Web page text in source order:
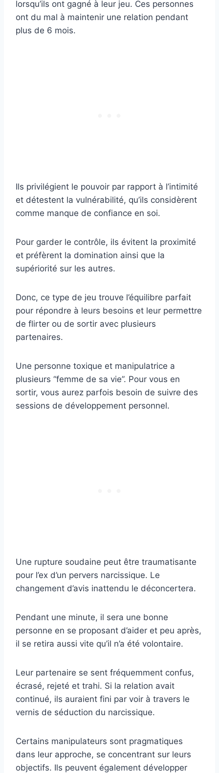
lorsqu’ils ont gagné à leur jeu. Ces personnes
ont du mal à maintenir une relation pendant
plus de 6 mois.
Ils privilégient le pouvoir par rapport à l’intimité
et détestent la vulnérabilité, qu’ils considèrent
comme manque de confiance en soi.
Pour garder le contrôle, ils évitent la proximité
et préfèrent la domination ainsi que la
supériorité sur les autres.
Donc, ce type de jeu trouve l’équilibre parfait
pour répondre à leurs besoins et leur permettre
de flirter ou de sortir avec plusieurs
partenaires.
Une personne toxique et manipulatrice a
plusieurs “femme de sa vie”. Pour vous en
sortir, vous aurez parfois besoin de suivre des
sessions de développement personnel.
Une rupture soudaine peut être traumatisante
pour l’ex d’un pervers narcissique. Le
changement d’avis inattendu le déconcertera.
Pendant une minute, il sera une bonne
personne en se proposant d’aider et peu après,
il se retira aussi vite qu’il n’a été volontaire.
Leur partenaire se sent fréquemment confus,
écrasé, rejeté et trahi. Si la relation avait
continué, ils auraient fini par voir à travers le
vernis de séduction du narcissique.
Certains manipulateurs sont pragmatiques
dans leur approche, se concentrant sur leurs
objectifs. Ils peuvent également développer